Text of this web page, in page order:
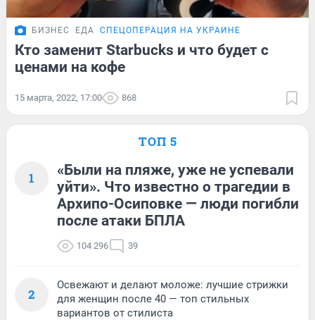
БИЗНЕС ЕДА СПЕЦОПЕРАЦИЯ НА УКРАИНЕ
Кто заменит Starbucks и что будет с
ценами на кофе
15 марта, 2022, 17:00 868
ТОП 5
1
«Были на пляже, уже не успевали
уйти». Что известно о трагедии в
Архипо-Осиповке — люди погибли
после атаки БПЛА
104 296 39
2
Освежают и делают моложе: лучшие стрижки
для женщин после 40 — топ стильных
вариантов от стилиста